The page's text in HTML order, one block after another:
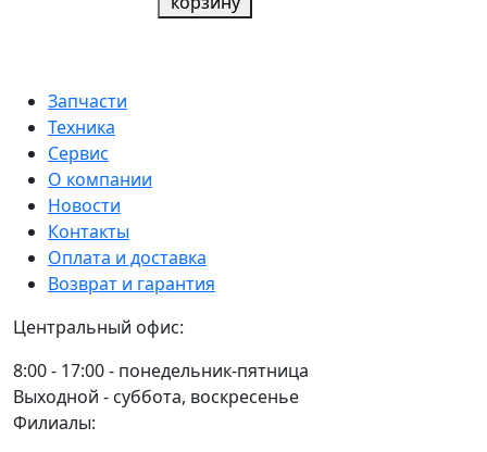
MRL
15,3
Запчасти
Техника
Сервис
О компании
Новости
Контакты
Оплата и доставка
Возврат и гарантия
Центральный офис:
8:00 - 17:00 - понедельник-пятница
Выходной - суббота, воскресенье
Филиалы: